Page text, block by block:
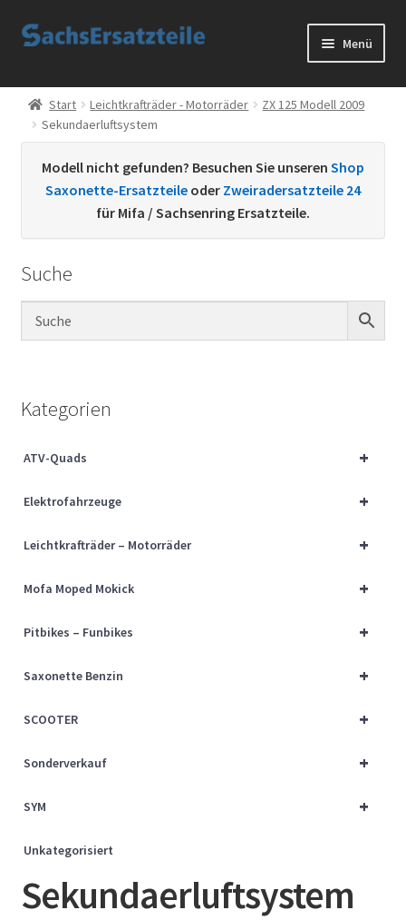
Zur
Zum
Menü
Start
AGB
Datenschutzerklärung
Kontakt
Sachs Ersatzteile
Über uns
Start Leichtkrafträder - Motorräder
ZX 125 Modell 2009
Sekundaerluftsystem
Modell nicht gefunden? Besuchen Sie unseren Shop
Saxonette-Ersatzteile oder Zweiradersatzteile 24
für Mifa / Sachsenring Ersatzteile.
Suche
Kategorien
+
ATV-Quads
+
Elektrofahrzeuge
+
Leichtkrafträder – Motorräder
+
Mofa Moped Mokick
+
Pitbikes – Funbikes
+
Saxonette Benzin
+
SCOOTER
+
Sonderverkauf
+
SYM
Unkategorisiert
Sekundaerluftsystem